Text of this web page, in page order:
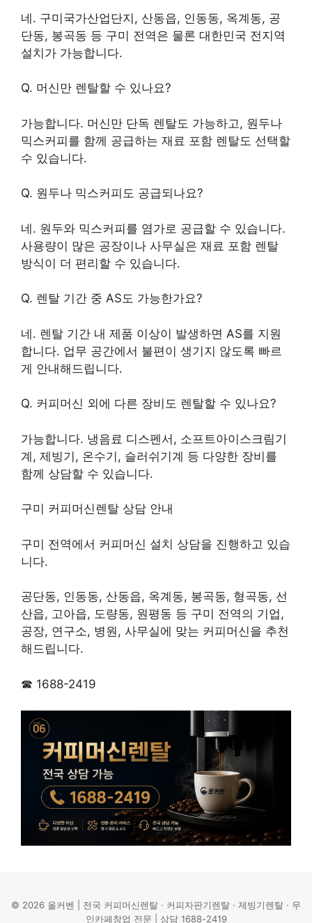
네. 구미국가산업단지, 산동읍, 인동동, 옥계동, 공
단동, 봉곡동 등 구미 전역은 물론 대한민국 전지역
설치가 가능합니다.
Q. 머신만 렌탈할 수 있나요?
가능합니다. 머신만 단독 렌탈도 가능하고, 원두나
믹스커피를 함께 공급하는 재료 포함 렌탈도 선택할
수 있습니다.
Q. 원두나 믹스커피도 공급되나요?
네. 원두와 믹스커피를 염가로 공급할 수 있습니다.
사용량이 많은 공장이나 사무실은 재료 포함 렌탈
방식이 더 편리할 수 있습니다.
Q. 렌탈 기간 중 AS도 가능한가요?
네. 렌탈 기간 내 제품 이상이 발생하면 AS를 지원
합니다. 업무 공간에서 불편이 생기지 않도록 빠르
게 안내해드립니다.
Q. 커피머신 외에 다른 장비도 렌탈할 수 있나요?
가능합니다. 냉음료 디스펜서, 소프트아이스크림기
계, 제빙기, 온수기, 슬러쉬기계 등 다양한 장비를
함께 상담할 수 있습니다.
구미 커피머신렌탈 상담 안내
구미 전역에서 커피머신 설치 상담을 진행하고 있습
니다.
공단동, 인동동, 산동읍, 옥계동, 봉곡동, 형곡동, 선
산읍, 고아읍, 도량동, 원평동 등 구미 전역의 기업,
공장, 연구소, 병원, 사무실에 맞는 커피머신을 추천
해드립니다.
☎ 1688-2419
© 2026 올커벤 | 전국 커피머신렌탈 · 커피자판기렌탈 · 제빙기렌탈 · 무
인카페창업 전문 | 상담 1688-2419